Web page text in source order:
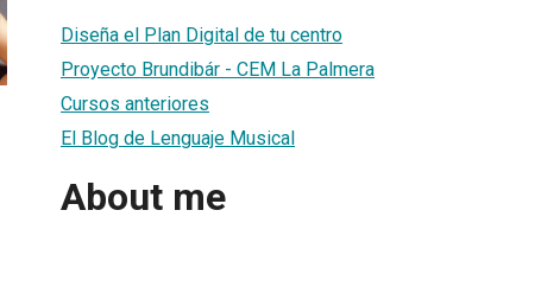
Diseña el Plan Digital de tu centro
Proyecto Brundibár - CEM La Palmera
Cursos anteriores
El Blog de Lenguaje Musical
About me